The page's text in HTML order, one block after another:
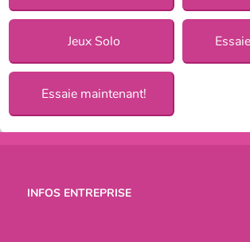
Jeux Solo
Essaie maintenant!
INFOS ENTREPRISE